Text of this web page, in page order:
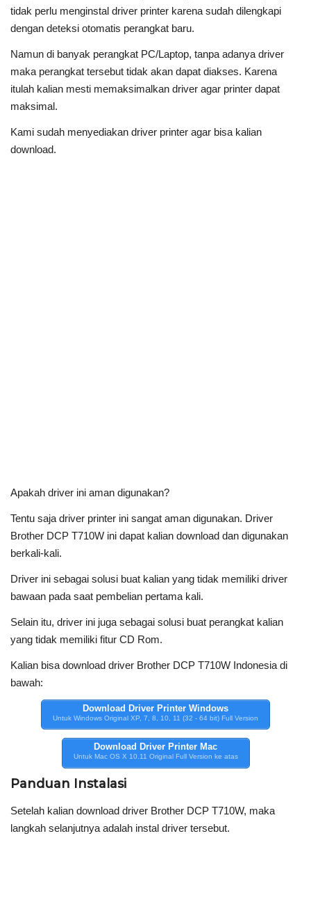
tidak perlu menginstal driver printer karena sudah dilengkapi
dengan deteksi otomatis perangkat baru.
Namun di banyak perangkat PC/Laptop, tanpa adanya driver
maka perangkat tersebut tidak akan dapat diakses. Karena
itulah kalian mesti memaksimalkan driver agar printer dapat
maksimal.
Kami sudah menyediakan driver printer agar bisa kalian
download.
Apakah driver ini aman digunakan?
Tentu saja driver printer ini sangat aman digunakan. Driver
Brother DCP T710W ini dapat kalian download dan digunakan
berkali-kali.
Driver ini sebagai solusi buat kalian yang tidak memiliki driver
bawaan pada saat pembelian pertama kali.
Selain itu, driver ini juga sebagai solusi buat perangkat kalian
yang tidak memiliki fitur CD Rom.
Kalian bisa download driver Brother DCP T710W Indonesia di
bawah:
Download Driver Printer Windows
Untuk Windows Original XP, 7, 8, 10, 11 (32 - 64 bit) Full Version
Download Driver Printer Mac
Untuk Mac OS X 10.11 Original Full Version ke atas
Panduan Instalasi
Setelah kalian download driver Brother DCP T710W, maka
langkah selanjutnya adalah instal driver tersebut.